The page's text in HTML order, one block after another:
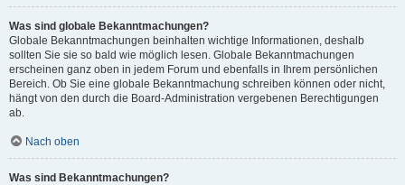
Was sind globale Bekanntmachungen?
Globale Bekanntmachungen beinhalten wichtige Informationen, deshalb
sollten Sie sie so bald wie möglich lesen. Globale Bekanntmachungen
erscheinen ganz oben in jedem Forum und ebenfalls in Ihrem persönlichen
Bereich. Ob Sie eine globale Bekanntmachung schreiben können oder nicht,
hängt von den durch die Board-Administration vergebenen Berechtigungen
ab.
Nach oben
Was sind Bekanntmachungen?